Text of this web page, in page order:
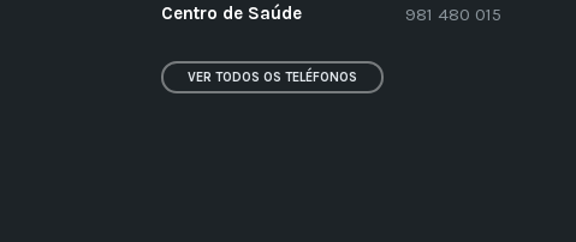
Centro de Saúde
981 480 015
VER TODOS OS TELÉFONOS